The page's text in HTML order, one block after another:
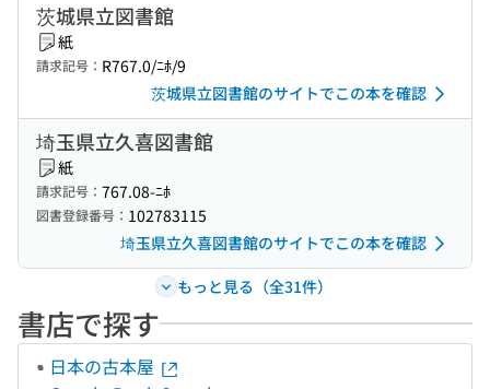
茨城県立図書館
紙
請求記号： R767.0/ﾆﾎ/9
茨城県立図書館のサイトでこの本を確認
埼玉県立久喜図書館
紙
請求記号： 767.08-ﾆﾎ
図書登録番号： 102783115
埼玉県立久喜図書館のサイトでこの本を確認
もっと見る（全31件）
書店で探す
日本の古本屋